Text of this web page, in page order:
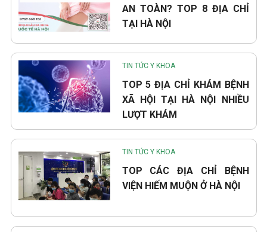
AN TOÀN? TOP 8 ĐỊA CHỈ
TẠI HÀ NỘI
TIN TỨC Y KHOA
TOP 5 ĐỊA CHỈ KHÁM BỆNH
XÃ HỘI TẠI HÀ NỘI NHIỀU
LƯỢT KHÁM
TIN TỨC Y KHOA
TOP CÁC ĐỊA CHỈ BỆNH
VIỆN HIẾM MUỘN Ở HÀ NỘI